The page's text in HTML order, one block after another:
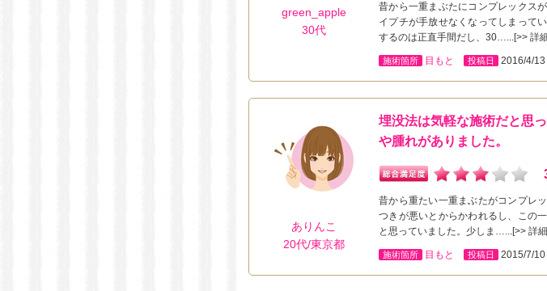
green_apple
30代
昔から一重まぶたにコンプレックス
イプチが手放せなくなってしまって
するのは正直手間だし、30…...[>> 詳
施術箇所 目もと 投稿日 2016/4/
ありんこ
20代/東京都
埋没法は気軽な施術だと思
や腫れがありました。
昔から重たい一重まぶたがコンプレ
つきが悪いとからかわれるし、この
と思っていました。少しま…...[>> 詳
施術箇所 目もと 投稿日 2015/7/